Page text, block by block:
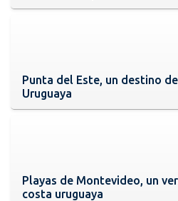
Punta del Este, un destino
Uruguaya
Playas de Montevideo, un
costa uruguaya